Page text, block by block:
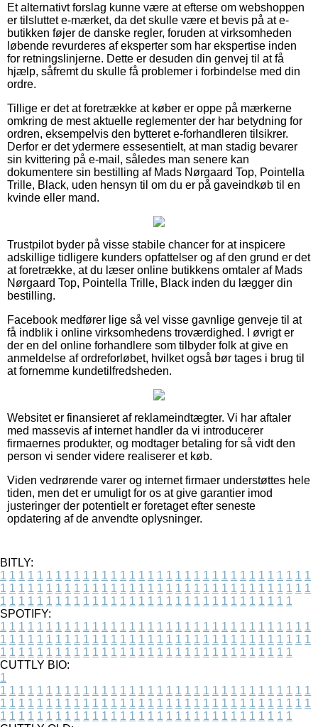
Et alternativt forslag kunne være at efterse om webshoppen
er tilsluttet e-mærket, da det skulle være et bevis på at e-
butikken føjer de danske regler, foruden at virksomheden
løbende revurderes af eksperter som har ekspertise inden
for retningslinjerne. Dette er desuden din genvej til at få
hjælp, såfremt du skulle få problemer i forbindelse med din
ordre.
Tillige er det at foretrække at køber er oppe på mærkerne
omkring de mest aktuelle reglementer der har betydning for
ordren, eksempelvis den bytteret e-forhandleren tilsikrer.
Derfor er det ydermere essesentielt, at man stadig bevarer
sin kvittering på e-mail, således man senere kan
dokumentere sin bestilling af Mads Nørgaard Top, Pointella
Trille, Black, uden hensyn til om du er på gaveindkøb til en
kvinde eller mand.
Trustpilot byder på visse stabile chancer for at inspicere
adskillige tidligere kunders opfattelser og af den grund er det
at foretrække, at du læser online butikkens omtaler af Mads
Nørgaard Top, Pointella Trille, Black inden du lægger din
bestilling.
Facebook medfører lige så vel visse gavnlige genveje til at
få indblik i online virksomhedens troværdighed. I øvrigt er
der en del online forhandlere som tilbyder folk at give en
anmeldelse af ordreforløbet, hvilket også bør tages i brug til
at fornemme kundetilfredsheden.
Websitet er finansieret af reklameindtægter. Vi har aftaler
med massevis af internet handler da vi introducerer
firmaernes produkter, og modtager betaling for så vidt den
person vi sender videre realiserer et køb.
Viden vedrørende varer og internet firmaer understøttes hele
tiden, men det er umuligt for os at give garantier imod
justeringer der potentielt er foretaget efter seneste
opdatering af de anvendte oplysninger.
BITLY:
1 1 1 1 1 1 1 1 1 1 1 1 1 1 1 1 1 1 1 1 1 1 1 1 1 1 1 1 1 1 1 1 1 1
1 1 1 1 1 1 1 1 1 1 1 1 1 1 1 1 1 1 1 1 1 1 1 1 1 1 1 1 1 1 1 1 1 1
1 1 1 1 1 1 1 1 1 1 1 1 1 1 1 1 1 1 1 1 1 1 1 1 1 1 1 1 1 1 1 1
SPOTIFY:
1 1 1 1 1 1 1 1 1 1 1 1 1 1 1 1 1 1 1 1 1 1 1 1 1 1 1 1 1 1 1 1 1 1
1 1 1 1 1 1 1 1 1 1 1 1 1 1 1 1 1 1 1 1 1 1 1 1 1 1 1 1 1 1 1 1 1 1
1 1 1 1 1 1 1 1 1 1 1 1 1 1 1 1 1 1 1 1 1 1 1 1 1 1 1 1 1 1 1 1
CUTTLY BIO:
1
1 1 1 1 1 1 1 1 1 1 1 1 1 1 1 1 1 1 1 1 1 1 1 1 1 1 1 1 1 1 1 1 1 1
1 1 1 1 1 1 1 1 1 1 1 1 1 1 1 1 1 1 1 1 1 1 1 1 1 1 1 1 1 1 1 1 1 1
1 1 1 1 1 1 1 1 1 1 1 1 1 1 1 1 1 1 1 1 1 1 1 1 1 1 1 1 1 1 1 1